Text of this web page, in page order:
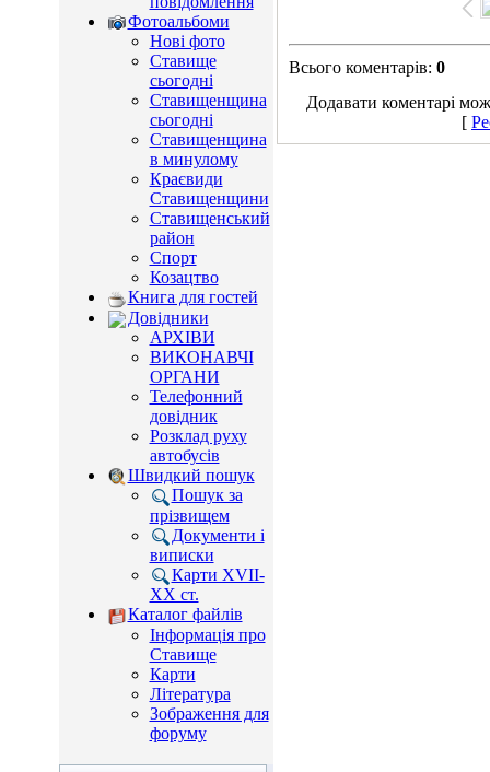
Фотоальбоми
Нові фото
Ставище
сьогодні
Ставищенщина
сьогодні
Ставищенщина
в минулому
Краєвиди
Ставищенщини
Ставищенський
район
Спорт
Козацтво
Книга для гостей
Довідники
АРХІВИ
ВИКОНАВЧІ
ОРГАНИ
Телефонний
довідник
Розклад руху
автобусів
Швидкий пошук
Пошук за
прізвищем
Документи і
виписки
Карти XVII-
XX ст.
Каталог файлів
Інформація про
Ставище
Карти
Література
Зображення для
форуму
Всього коментарів: 0
Додавати коментарі
[